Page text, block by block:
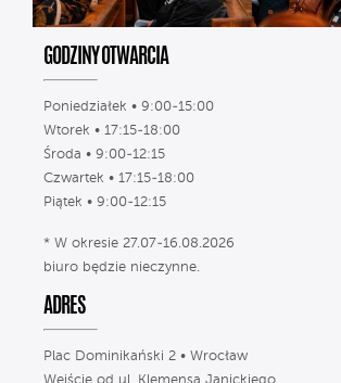
GODZINY OTWARCIA
Poniedziałek • 9:00-15:00
Wtorek • 17:15-18:00
Środa • 9:00-12:15
Czwartek • 17:15-18:00
Piątek • 9:00-12:15
* W okresie 27.07-16.08.2026
biuro będzie nieczynne.
ADRES
Plac Dominikański 2 • Wrocław